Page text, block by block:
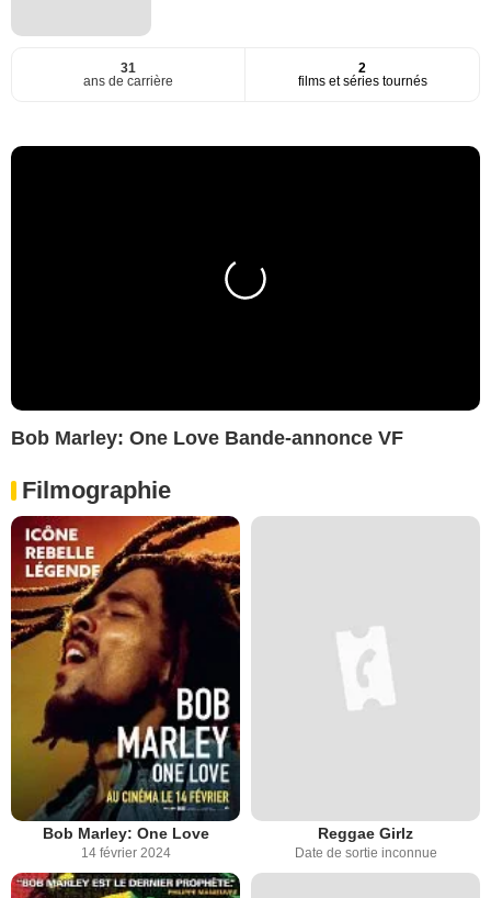
31
ans de carrière
2
films et séries tournés
Bob Marley: One Love Bande-annonce VF
Filmographie
Bob Marley: One Love
14 février 2024
Reggae Girlz
Date de sortie inconnue